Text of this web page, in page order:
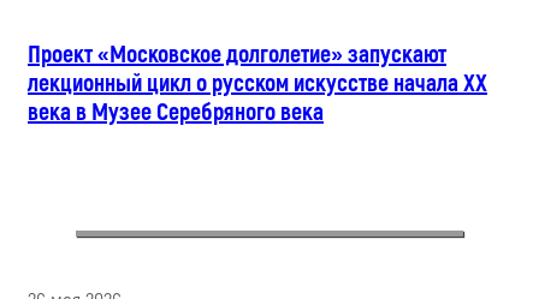
Проект «Московское долголетие» запускают
лекционный цикл о русском искусстве начала XX
века в Музее Серебряного века